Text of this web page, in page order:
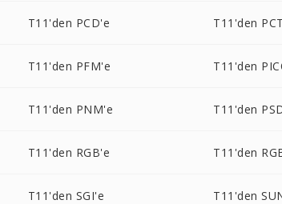
T11'den PCD'e T11'den
T11'den PFM'e T11'den
T11'den PNM'e T11'den
T11'den RGB'e T11'den
T11'den SGI'e T11'den